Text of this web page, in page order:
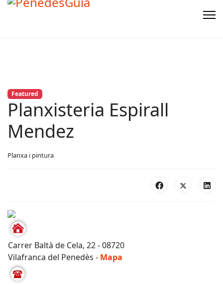
Featured
Planxisteria Espirall
Mendez
Planxa i pintura
Carrer Baltà de Cela, 22 - 08720
Vilafranca del Penedès - Mapa